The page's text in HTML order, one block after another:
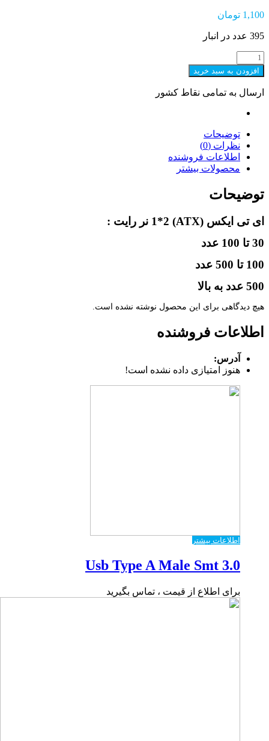
1,100 تومان
395 عدد در انبار
ای
تی
ایکس
1*2
رایت
افزودن به سبد خرید
ارسال به تمامی نقاط کشور
توضیحات
نظرات (0)
اطلاعات فروشنده
محصولات بیشتر
توضیحات
ای تی ایکس (ATX) 1*2 نر رایت :
30 تا 100 عدد
100 تا 500 عدد
500 عدد به بالا
هیچ دیدگاهی برای این محصول نوشته نشده است.
اطلاعات فروشنده
آدرس:
هنوز امتیازی داده نشده است!
اطلاعات بیشتر
Usb Type A Male Smt 3.0
برای اطلاع از قیمت ، تماس بگیرید